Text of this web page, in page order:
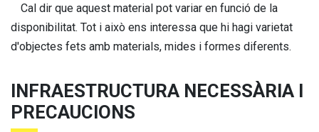
Cal dir que aquest material pot variar en funció de la
disponibilitat. Tot i això ens interessa que hi hagi varietat
d'objectes fets amb materials, mides i formes diferents.
INFRAESTRUCTURA NECESSÀRIA I
PRECAUCIONS